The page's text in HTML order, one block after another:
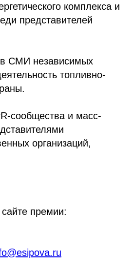
комплекса и
представителей
в СМИ независимых
топливно-
сообщества и масс-
организаций,
премии: